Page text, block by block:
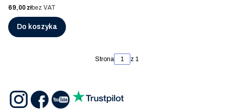
Cena
69,00 złbez VAT
Do koszyka
Strona z 1